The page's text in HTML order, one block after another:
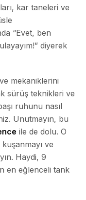
kar taneleri ve
“Evet, ben
diyerek
mekaniklerini
sürüş teknikleri ve
ruhunu nasıl
Unutmayın, bu
ile de dolu. O
ve
Haydi, 9
en eğlenceli tank